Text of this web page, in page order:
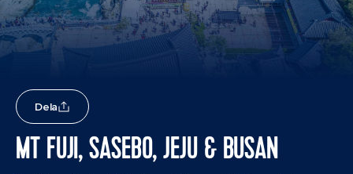
Dela
MT FUJI, SASEBO, JEJU & BUSAN